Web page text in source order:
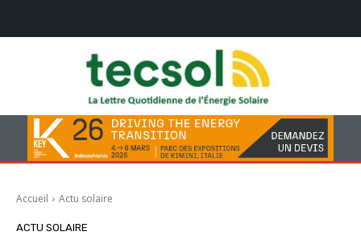
Accueil Actu solaire
ACTU SOLAIRE